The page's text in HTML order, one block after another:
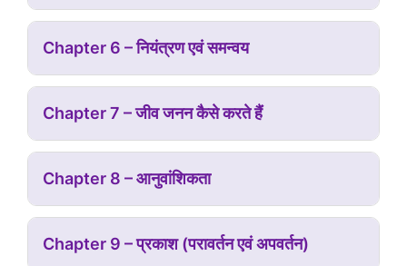
Chapter 6 – नियंत्रण एवं समन्वय
Chapter 7 – जीव जनन कैसे करते हैं
Chapter 8 – आनुवांशिकता
Chapter 9 – प्रकाश (परावर्तन एवं अपवर्तन)